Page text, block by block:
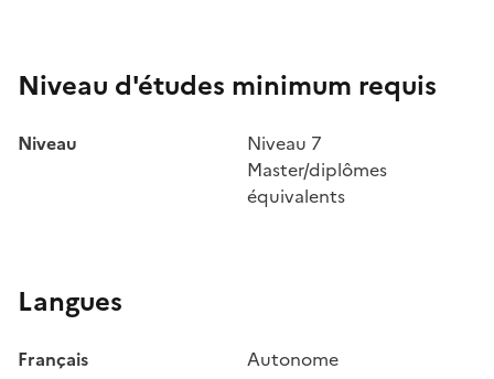
Niveau d'études minimum requis
Niveau
Niveau 7
Master/diplômes
équivalents
Langues
Français Autonome